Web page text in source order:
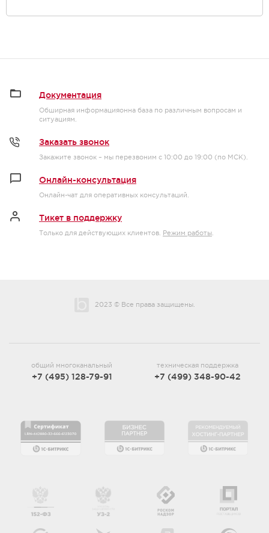
Документация
Обширная информацияонна база по различным вопросам и
ситуациям.
Заказать звонок
Закажите звонок – мы перезвоним с 10:00 до 19:00 (по МСК).
Онлайн-консультация
Онлайн-чат для оперативных консультаций.
Тикет в поддержку
Только для действующих клиентов. Режим работы
2023 © Все права защищены.
общий многоканальный
+7 (495) 128-79-91
техническая поддержка
+7 (499) 348-90-42